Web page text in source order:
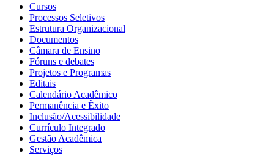
Cursos
Processos Seletivos
Estrutura Organizacional
Documentos
Câmara de Ensino
Fóruns e debates
Projetos e Programas
Editais
Calendário Acadêmico
Permanência e Êxito
Inclusão/Acessibilidade
Currículo Integrado
Gestão Acadêmica
Serviços